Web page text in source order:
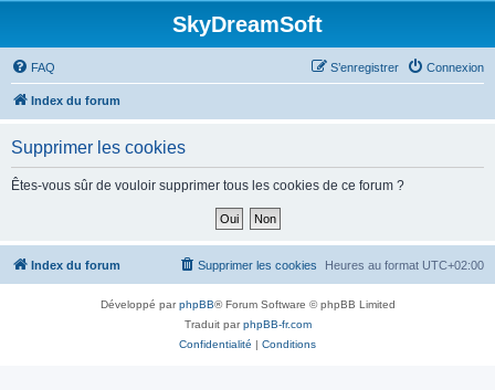
SkyDreamSoft
FAQ Connexion
S’enregistrer
Index du forum
Supprimer les cookies
Êtes-vous sûr de vouloir supprimer tous les cookies de ce forum ?
Index du forum Heures au format UTC+02:00
Supprimer les cookies
Développé parphpBB® Forum Software © phpBB Limited
Traduit parphpBB-fr.com
Confidentialité | Conditions